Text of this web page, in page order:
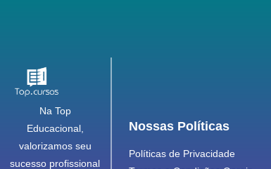
Na Top
Educacional,
valorizamos seu
sucesso profissional
Nossas Políticas
Políticas de Privacidade